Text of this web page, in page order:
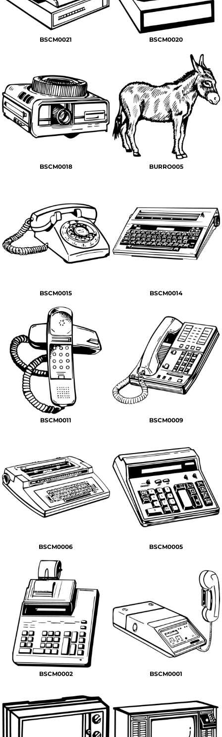
BSCM0021 BSCM0020
BSCM0018 BURRO005
BSCM0015 BSCM0014
BSCM0011 BSCM0009
BSCM0006 BSCM0005
BSCM0002 BSCM0001